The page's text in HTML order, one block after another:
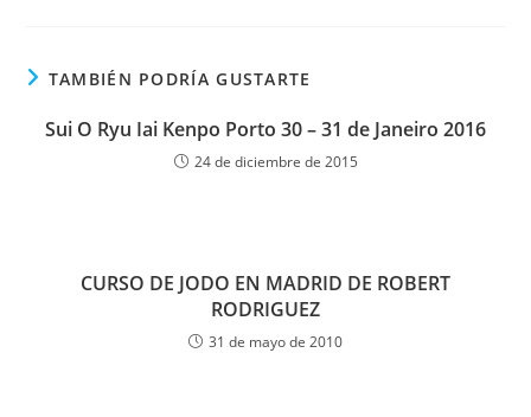
TAMBIÉN PODRÍA GUSTARTE
Sui O Ryu Iai Kenpo Porto 30 – 31 de Janeiro 2016
24 de diciembre de 2015
CURSO DE JODO EN MADRID DE ROBERT
RODRIGUEZ
31 de mayo de 2010